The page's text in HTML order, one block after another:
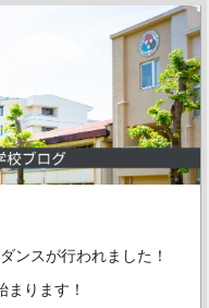
ンスが行われました！
ります！